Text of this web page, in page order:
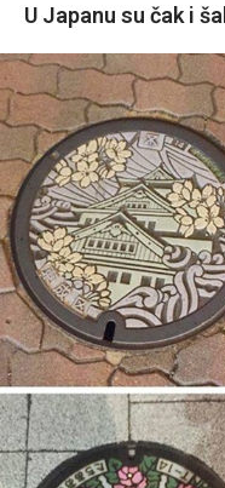
U Japanu su čak i